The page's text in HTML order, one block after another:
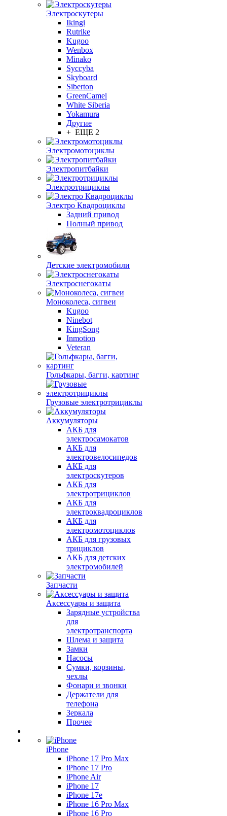
Электроскутеры
Ikingi
Rutrike
Kugoo
Wenbox
Minako
Syccyba
Skyboard
Siberton
GreenCamel
White Siberia
Yokamura
Другие
+ ЕЩЕ 2
Электромотоциклы
Электропитбайки
Электротрициклы
Электро Квадроциклы
Задний привод
Полный привод
Детские электромобили
Электроснегокаты
Моноколеса, сигвеи
Kugoo
Ninebot
KingSong
Inmotion
Veteran
Гольфкары, багги, картинг
Грузовые электротрициклы
Аккумуляторы
АКБ для
электросамокатов
АКБ для
электровелосипедов
АКБ для
электроскутеров
АКБ для
электротрициклов
АКБ для
электроквадроциклов
АКБ для
электромотоциклов
АКБ для грузовых
трициклов
АКБ для детских
электромобилей
Запчасти
Аксессуары и защита
Зарядные устройства
для
электротранспорта
Шлема и защита
Замки
Насосы
Сумки, корзины,
чехлы
Фонари и звонки
Держатели для
телефона
Зеркала
Прочее
iPhone
iPhone 17 Pro Max
iPhone 17 Pro
iPhone Air
iPhone 17
iPhone 17e
iPhone 16 Pro Max
iPhone 16 Pro